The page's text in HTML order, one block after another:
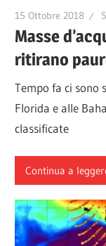
15 Ottobre 2018
Masse
ritirano
Tempo fa ci sono
Florida e alle
classificate
Continua a